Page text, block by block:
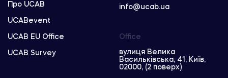
Про UCAB
UCABevent
UCAB EU Office
UCAB Survey
info@ucab.ua
Office
вулиця Велика
Васильківська, 41, Київ,
02000, (2 поверх)